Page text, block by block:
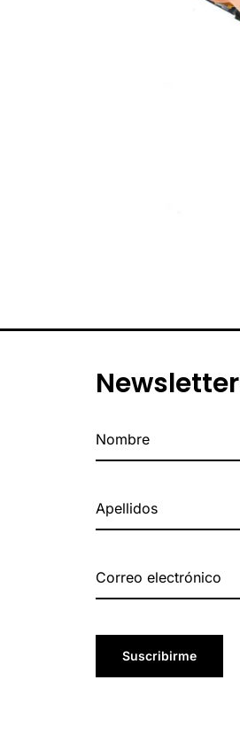
Newsletter
Suscribirme